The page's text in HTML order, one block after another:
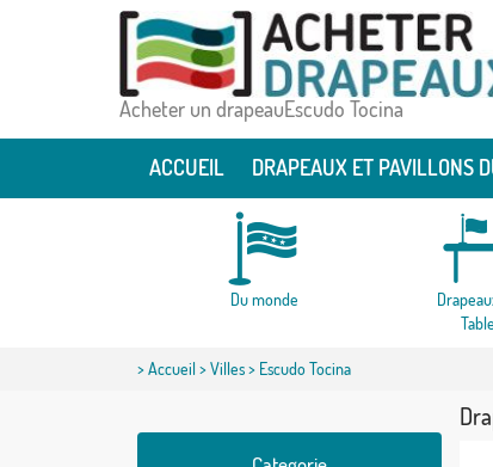
Acheter un drapeauEscudo Tocina
ACCUEIL DRAPEAUX ET PAVILLONS
Du monde
Table
>Accueil>Villes> Escudo Tocina